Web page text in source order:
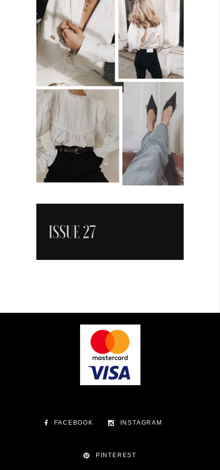
FACEBOOK INSTAGRAM
PINTEREST